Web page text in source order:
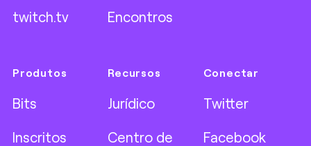
twitch.tv Encontros
Produtos
Bits
Inscritos
Recursos
Jurídico
Centro de
Conectar
Twitter
Facebook